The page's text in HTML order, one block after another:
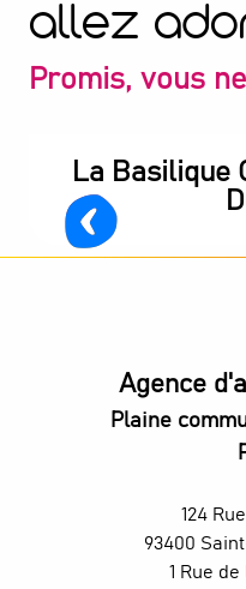
allez
Promis, vous
La Basilique
Agence
Plaine
124
93400
1 Rue